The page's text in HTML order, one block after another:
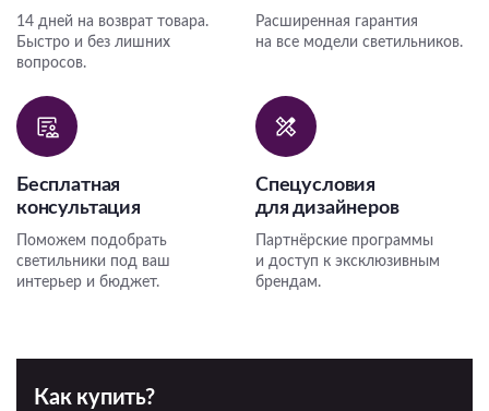
14 дней на возврат товара.
Быстро и без лишних
вопросов.
Расширенная гарантия
на все модели светильников.
Бесплатная
консультация
Поможем подобрать
светильники под ваш
интерьер и бюджет.
Спецусловия
для дизайнеров
Партнёрские программы
и доступ к эксклюзивным
брендам.
Как купить?